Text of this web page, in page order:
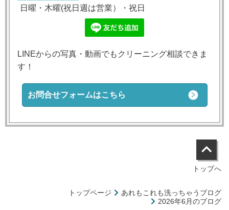
日曜・木曜(祝日週は営業）・祝日
LINEからの写真・動画でもクリーニング相談できま
す！
お問合せフォームはこちら
トップへ
トップページ
あれもこれも洗っちゃうブログ
2026年6月のブログ